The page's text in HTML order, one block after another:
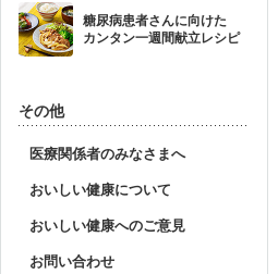
糖尿病患者さんに向けた
カンタン一週間献立レシピ
その他
医療関係者のみなさまへ
おいしい健康について
おいしい健康へのご意見
お問い合わせ